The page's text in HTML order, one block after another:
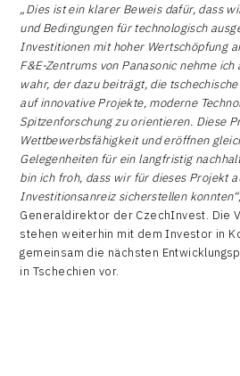
„Dies ist ein klarer Beweis dafür, dass
und Bedingungen für technologisch
Investitionen mit hoher Wertschöpfung
F&E-Zentrums vonPanasonic nehme ich
wahr, der dazu beiträgt, die
auf innovative Projekte, moderne
Spitzenforschung zu orientieren. Diese
Wettbewerbsfähigkeit und eröffnen
Gelegenheiten für ein langfristig
bin ich froh, dass wir für dieses Projekt
Investitionsanreiz sicherstellen konnten“,
Generaldirektor der CzechInvest. Die
stehen weiterhin mit dem Investor in
gemeinsam die nächsten
in Tschechien vor.